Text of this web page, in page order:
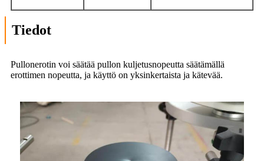
Tiedot
Pullonerotin voi säätää pullon kuljetusnopeutta säätämällä
erottimen nopeutta, ja käyttö on yksinkertaista ja kätevää.